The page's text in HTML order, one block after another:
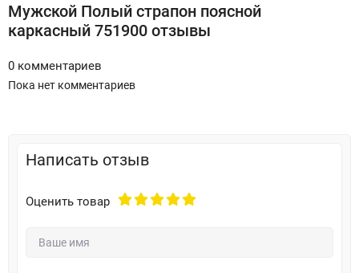
Мужской Полый страпон поясной
каркасный 751900 отзывы
0 комментариев
Пока нет комментариев
Написать отзыв
Оценить товар